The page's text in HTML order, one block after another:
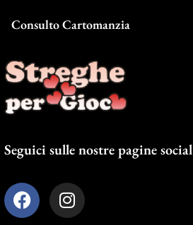
Consulto Cartomanzia
Seguici sulle nostre pagine social
F
a
I
n